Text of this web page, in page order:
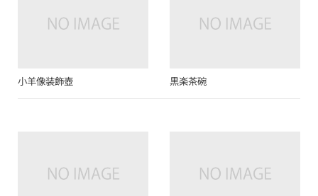
小羊像装飾壺 黒楽茶碗